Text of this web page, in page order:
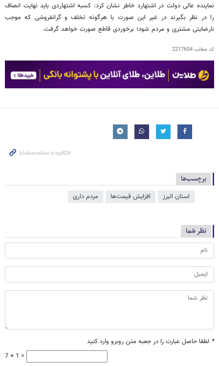
نماینده عالی دولت در اشتهارد خاطر نشان کرد: کسبه اشتهاردی باید نهایت انصاف
را در نظر بگیرند در غیر این صورت با هرگونه تخلف و گرانفروشی که موجب
نارضایتی مشتری و مردم شود؛ برخوردی قاطع صورت خواهد گرفت.
کد مطلب2217604
برچسب‌ها
استان البرز افزایش قیمت‌ها مردم داری
نظر شما
* لطفا حاصل عبارت را در جعبه متن روبرو وارد کنید
7 + 1 =